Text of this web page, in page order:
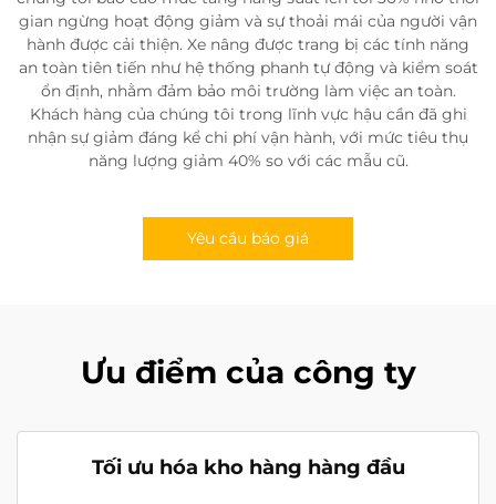
gian ngừng hoạt động giảm và sự thoải mái của người vận
hành được cải thiện. Xe nâng được trang bị các tính năng
an toàn tiên tiến như hệ thống phanh tự động và kiểm soát
ổn định, nhằm đảm bảo môi trường làm việc an toàn.
Khách hàng của chúng tôi trong lĩnh vực hậu cần đã ghi
nhận sự giảm đáng kể chi phí vận hành, với mức tiêu thụ
năng lượng giảm 40% so với các mẫu cũ.
Yêu cầu báo giá
Ưu điểm của công ty
Tối ưu hóa kho hàng hàng đầu